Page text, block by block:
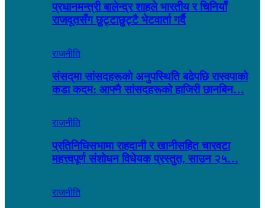
प्रधानमन्त्री बालेन्द्र शाहले भारतीय र चिनियाँ
राजदूतसँग छुट्टाछुट्टै भेटवार्ता गर्दै
राजनीति
संसद्‌मा सांसदहरूको अनुपस्थिति बढेपछि रास्वपाको
कडा कदम: आफ्नै सांसदहरूको हाजिरी छानबिन…
राजनीति
प्रतिनिधिसभामा राहदानी र खानीसहित चारवटा
महत्त्वपूर्ण संशोधन विधेयक प्रस्तुत, साउन २५…
राजनीति